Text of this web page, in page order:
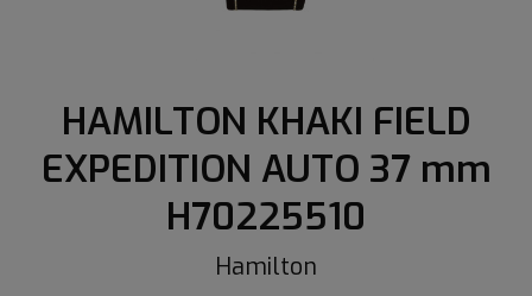
HAMILTON KHAKI FIELD
EXPEDITION AUTO 37 mm
H70225510
Hamilton